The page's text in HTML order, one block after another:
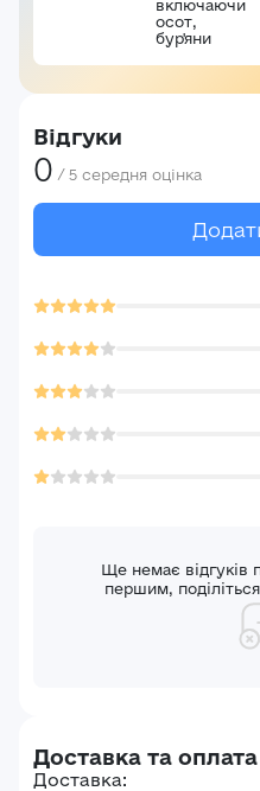
включаючи
осот,
бур'яни
Відгуки
0 / 5 середня оцінка
Ще немає відгуків
першим,
Доставка та оплата
Доставка: